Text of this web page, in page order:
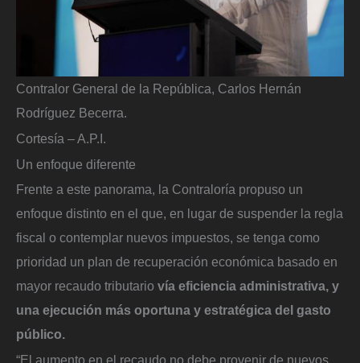
Contralor General de la República, Carlos Hernán
Rodríguez Becerra.
Cortesía – A.P.I.
Un enfoque diferente
Frente a este panorama, la Contraloría propuso un
enfoque distinto en el que, en lugar de suspender la regla
fiscal o contemplar nuevos impuestos, se tenga como
prioridad un plan de recuperación económica basado en
mayor recaudo tributario vía eficiencia administrativa, y
una ejecución más oportuna y estratégica del gasto
público.
“El aumento en el recaudo no debe provenir de nuevos